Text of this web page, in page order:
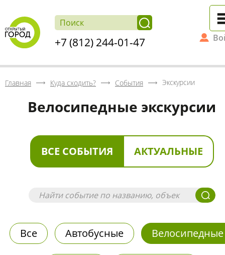
+7 (812) 244-01-47
Главная Куда сходить? События Экскурсии
Велосипедные экскурсии
ВСЕ СОБЫТИЯ АКТУАЛЬНЫЕ
Все Автобусные Велосипедные